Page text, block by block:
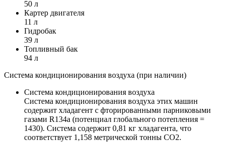
50 л
Картер двигателя
11 л
Гидробак
39 л
Топливный бак
94 л
Система кондиционирования воздуха (при наличии)
Система кондиционирования воздуха
Система кондиционирования воздуха этих машин
содержит хладагент с фторированными парниковыми
газами R134a (потенциал глобального потепления =
1430). Система содержит 0,81 кг хладагента, что
соответствует 1,158 метрической тонны CO2.